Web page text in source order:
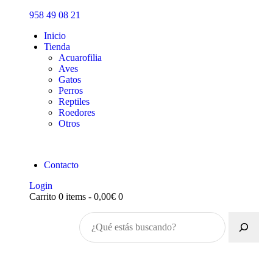
958 49 08 21
Inicio
Tienda
Acuarofilia
Aves
Gatos
Perros
Reptiles
Roedores
Otros
Contacto
Login
Carrito 0 items - 0,00€ 0
Inicio